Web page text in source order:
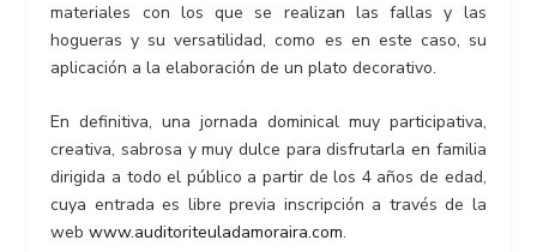
materiales con los que se realizan las fallas y las
hogueras y su versatilidad, como es en este caso, su
aplicación a la elaboración de un plato decorativo.
En definitiva, una jornada dominical muy participativa,
creativa, sabrosa y muy dulce para disfrutarla en familia
dirigida a todo el público a partir de los 4 años de edad,
cuya entrada es libre previa inscripción a través de la
webwww.auditoriteuladamoraira.com.